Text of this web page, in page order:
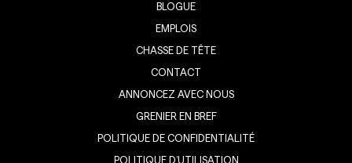
BLOGUE
EMPLOIS
CHASSE DE TÊTE
CONTACT
ANNONCEZ AVEC NOUS
GRENIER EN BREF
POLITIQUE DE CONFIDENTIALITÉ
POLITIQUE D’UTILISATION